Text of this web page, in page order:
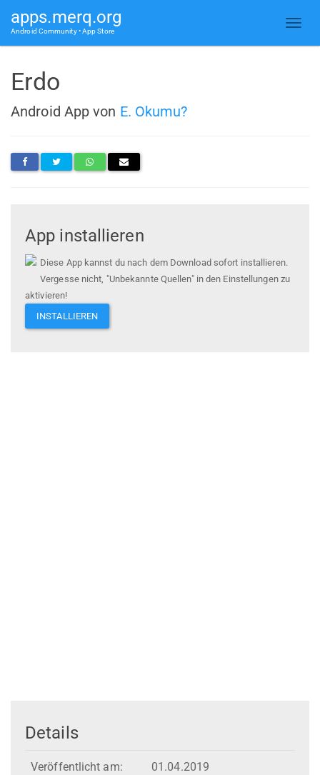
apps.merq.org
Android Community • App Store
Erdo
Android App von E. Okumu?
App installieren
Diese App kannst du nach dem Download sofort installieren.
Vergesse nicht, "Unbekannte Quellen" in den Einstellungen zu
aktivieren!
INSTALLIEREN
Details
Veröffentlicht am: 01.04.2019